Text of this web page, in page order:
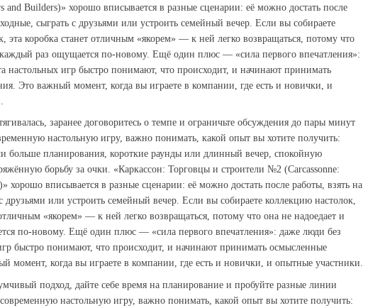
and Builders)» хорошо вписывается в разные сценарии: её можно достать после
сыграть с друзьями или устроить семейный вечер. Если вы собираете
эта коробка станет отличным «якорем» — к ней легко возвращаться, потому что
раз ощущается по‑новому. Ещё один плюс — «сила первого впечатления»:
настольных игр быстро понимают, что происходит, и начинают принимать
Это важный момент, когда вы играете в компании, где есть и новички, и
заранее договоритесь о темпе и ограничьте обсуждения до пары минут
настольную игру, важно понимать, какой опыт вы хотите получить:
больше планирования, короткие раунды или длинный вечер, спокойную
борьбу за очки. «Каркаcсон: Торговцы и строители №2 (Carcassonne:
хорошо вписывается в разные сценарии: её можно достать после работы, взять на
друзьями или устроить семейный вечер. Если вы собираете коллекцию настолок,
«якорем» — к ней легко возвращаться, потому что она не надоедает и
по‑новому. Ещё один плюс — «сила первого впечатления»: даже люди без
быстро понимают, что происходит, и начинают принимать осмысленные
момент, когда вы играете в компании, где есть и новички, и опытные участники.
подход, дайте себе время на планирование и пробуйте разные линии
настольную игру, важно понимать, какой опыт вы хотите получить: